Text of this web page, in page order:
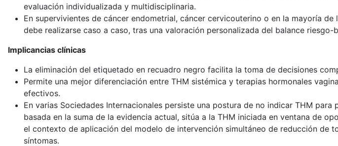
evaluación individualizada y multidisciplinaria.
En supervivientes de cáncer endometrial, cáncer cervicouterino o en la mayoría de
debe realizarse caso a caso, tras una valoración personalizada del balance riesgo-
Implicancias clínicas
La eliminación del etiquetado en recuadro negro facilita la toma de decisiones
Permite una mejor diferenciación entre THM sistémica y terapias hormonales
efectivos.
En varias Sociedades Internacionales persiste una postura de no indicar THM
basada en la suma de la evidencia actual, sitúa a la THM iniciada en ventana de
el contexto de aplicación del modelo de intervención simultáneo de reducción de
síntomas.